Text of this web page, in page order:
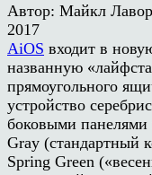
Автор: Майкл
2017
AiOS входит в
названную
прямоугольного
устройство
боковыми панелями
Gray (стандартный
Spring Green